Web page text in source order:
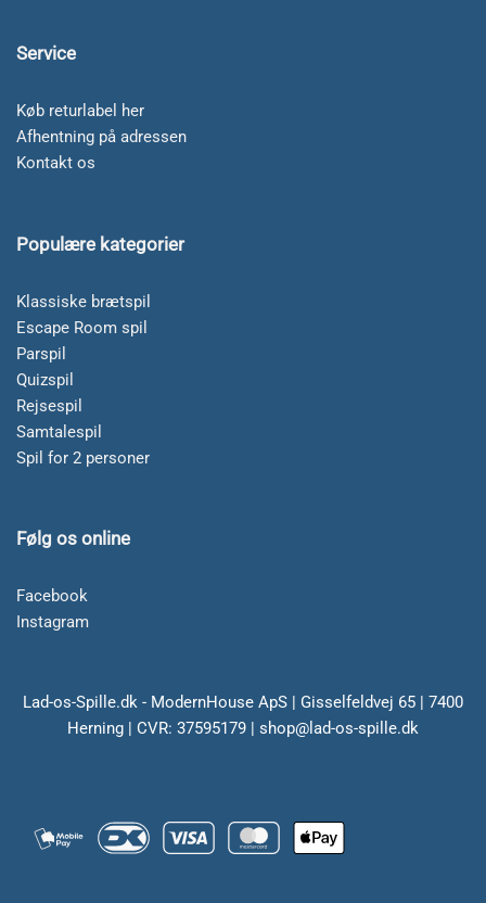
Service
Køb returlabel her
Afhentning på adressen
Kontakt os
Populære kategorier
Klassiske brætspil
Escape Room spil
Parspil
Quizspil
Rejsespil
Samtalespil
Spil for 2 personer
Følg os online
Facebook
Instagram
Lad-os-Spille.dk - ModernHouse ApS | Gisselfeldvej 65 | 7400
Herning | CVR: 37595179 | shop@lad-os-spille.dk